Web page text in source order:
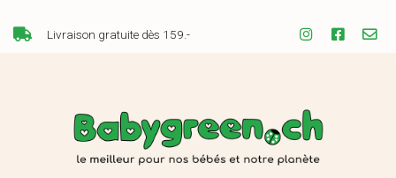
Livraison gratuite dès 159.-